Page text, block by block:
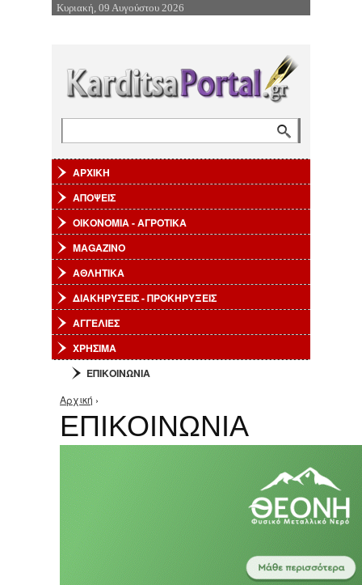
Επιστροφή στην Πλοήγηση
Κυριακή, 09 Αυγούστου 2026
ΑΡΧΙΚΗ
ΑΠΟΨΕΙΣ
ΟΙΚΟΝΟΜΙΑ - ΑΓΡΟΤΙΚΑ
MAGAZINO
ΑΘΛΗΤΙΚΑ
ΔΙΑΚΗΡΥΞΕΙΣ - ΠΡΟΚΗΡΥΞΕΙΣ
ΑΓΓΕΛΙΕΣ
ΧΡΗΣΙΜΑ
ΕΠΙΚΟΙΝΩΝΙΑ
Είστε εδώ
Αρχική ›
ΕΠΙΚΟΙΝΩΝΙΑ